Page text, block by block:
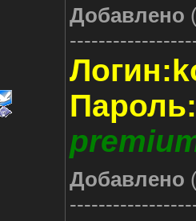
Добавлено
Добавлено